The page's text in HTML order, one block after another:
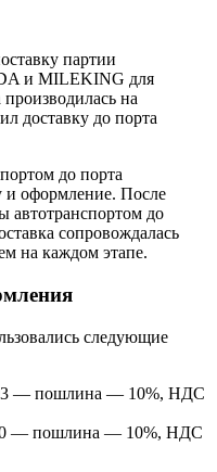
партии
и MILEKING для
на
доставку до порта
до порта
и оформление. После
автотранспортом до
сопровождалась
на каждом этапе.
следующие
— пошлина — 10%, НДС
— пошлина — 10%, НДС